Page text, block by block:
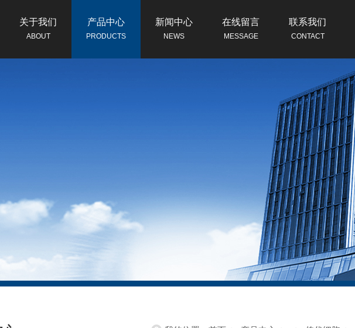
关于我们
ABOUT
产品中心
PRODUCTS
新闻中心
NEWS
在线留言
MESSAGE
联系我们
CONTACT